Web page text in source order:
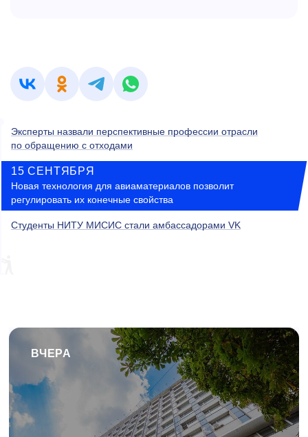
Эксперты назвали перспективные профессии отрасли
по обращению с отходами
15 СЕНТЯБРЯ
Новая технология для авиаматериалов позволит
регулировать их конечные свойства
Студенты НИТУ МИСИС стали амбассадорами VK
ВЧЕРА